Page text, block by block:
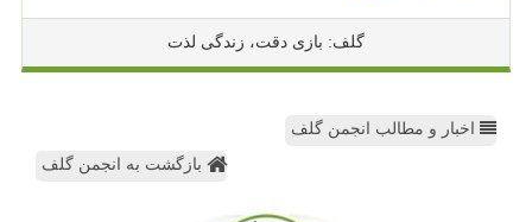
گلف: بازی دقت، زندگی لذت
اخبار و مطالب انجمن گلف
بازگشت به انجمن گلف